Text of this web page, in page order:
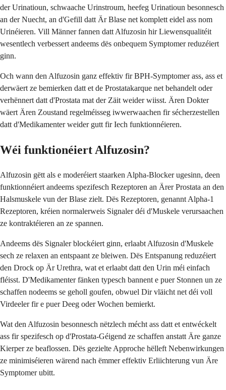
der Urinatioun, schwaache Urinstroum, heefeg Urinatioun besonnesch
an der Nuecht, an d'Gefill datt Är Blase net komplett eidel ass nom
Urinéieren. Vill Männer fannen datt Alfuzosin hir Liewensqualitéit
wesentlech verbessert andeems dës onbequem Symptomer reduzéiert
ginn.
Och wann den Alfuzosin ganz effektiv fir BPH-Symptomer ass, ass et
derwäert ze bemierken datt et de Prostatakarque net behandelt oder
verhënnert datt d'Prostata mat der Zäit weider wiisst. Ären Dokter
wäert Ären Zoustand regelméisseg iwwerwaachen fir sécherzestellen
datt d'Medikamenter weider gutt fir Iech funktionnéieren.
Wéi funktionéiert Alfuzosin?
Alfuzosin gëtt als e moderéiert staarken Alpha-Blocker ugesinn, deen
funktionnéiert andeems spezifesch Rezeptoren an Ärer Prostata an den
Halsmuskele vun der Blase zielt. Dës Rezeptoren, genannt Alpha-1
Rezeptoren, kréien normalerweis Signaler déi d'Muskele verursaachen
ze kontraktéieren an ze spannen.
Andeems dës Signaler blockéiert ginn, erlaabt Alfuzosin d'Muskele
sech ze relaxen an entspaant ze bleiwen. Dës Entspanung reduzéiert
den Drock op Är Urethra, wat et erlaabt datt den Urin méi einfach
fléisst. D'Medikamenter fänken typesch bannent e puer Stonnen un ze
schaffen nodeems se geholl goufen, obwuel Dir vläicht net déi voll
Virdeeler fir e puer Deeg oder Wochen bemierkt.
Wat den Alfuzosin besonnesch nëtzlech mécht ass datt et entwéckelt
ass fir spezifesch op d'Prostata-Géigend ze schaffen anstatt Äre ganze
Kierper ze beaflossen. Dës gezielte Approche hëlleft Nebenwirkungen
ze minimiséieren wärend nach ëmmer effektiv Erliichterung vun Äre
Symptomer ubitt.